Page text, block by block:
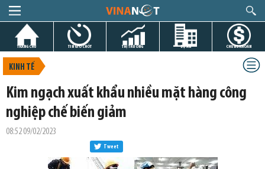
TRANG CHỦ TIN GIỜ CHÓT THỊ TRƯỜNG DỰ ÁN CHỨNG KHOÁN
KINH TẾ
Kim ngạch xuất khẩu nhiều mặt hàng công
nghiệp chế biến giảm
08:52 09/02/2023
Tweet